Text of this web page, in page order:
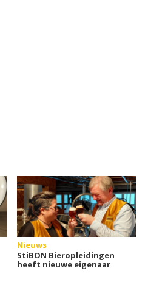
Nieuws
StiBON Bieropleidingen
heeft nieuwe eigenaar